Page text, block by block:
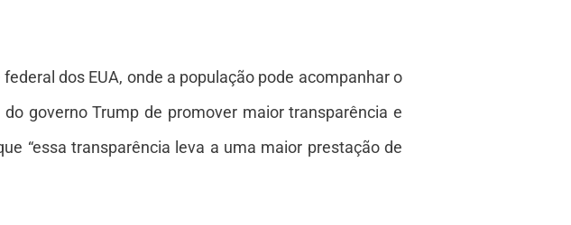
dos EUA, onde a população pode acompanhar o
governo Trump de promover maior transparência e
“essa transparência leva a uma maior prestação de